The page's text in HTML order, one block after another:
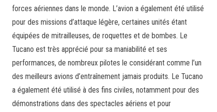
forces aériennes dans le monde. L’avion a également été utilisé
pour des missions d’attaque légère, certaines unités étant
équipées de mitrailleuses, de roquettes et de bombes. Le
Tucano est très apprécié pour sa maniabilité et ses
performances, de nombreux pilotes le considérant comme l’un
des meilleurs avions d’entraînement jamais produits. Le Tucano
a également été utilisé à des fins civiles, notamment pour des
démonstrations dans des spectacles aériens et pour